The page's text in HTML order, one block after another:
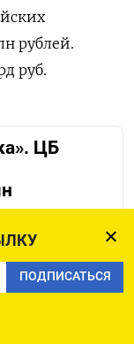
ПОДПИСАТЬСЯ
рублей.
руб.
ЦБ